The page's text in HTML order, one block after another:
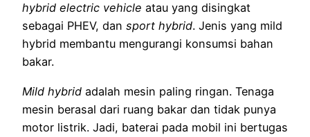
hybrid electric vehicle atau yang disingkat
sebagai PHEV, dan sport hybrid. Jenis yang mild
hybrid membantu mengurangi konsumsi bahan
bakar.
Mild hybrid adalah mesin paling ringan. Tenaga
mesin berasal dari ruang bakar dan tidak punya
motor listrik. Jadi, baterai pada mobil ini bertugas